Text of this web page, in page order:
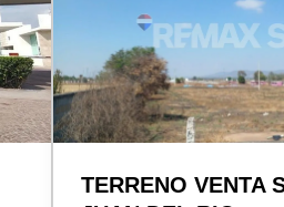
TERRENO VENTA